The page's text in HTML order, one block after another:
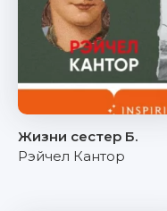
Жизни сестер Б.
Рэйчел Кантор